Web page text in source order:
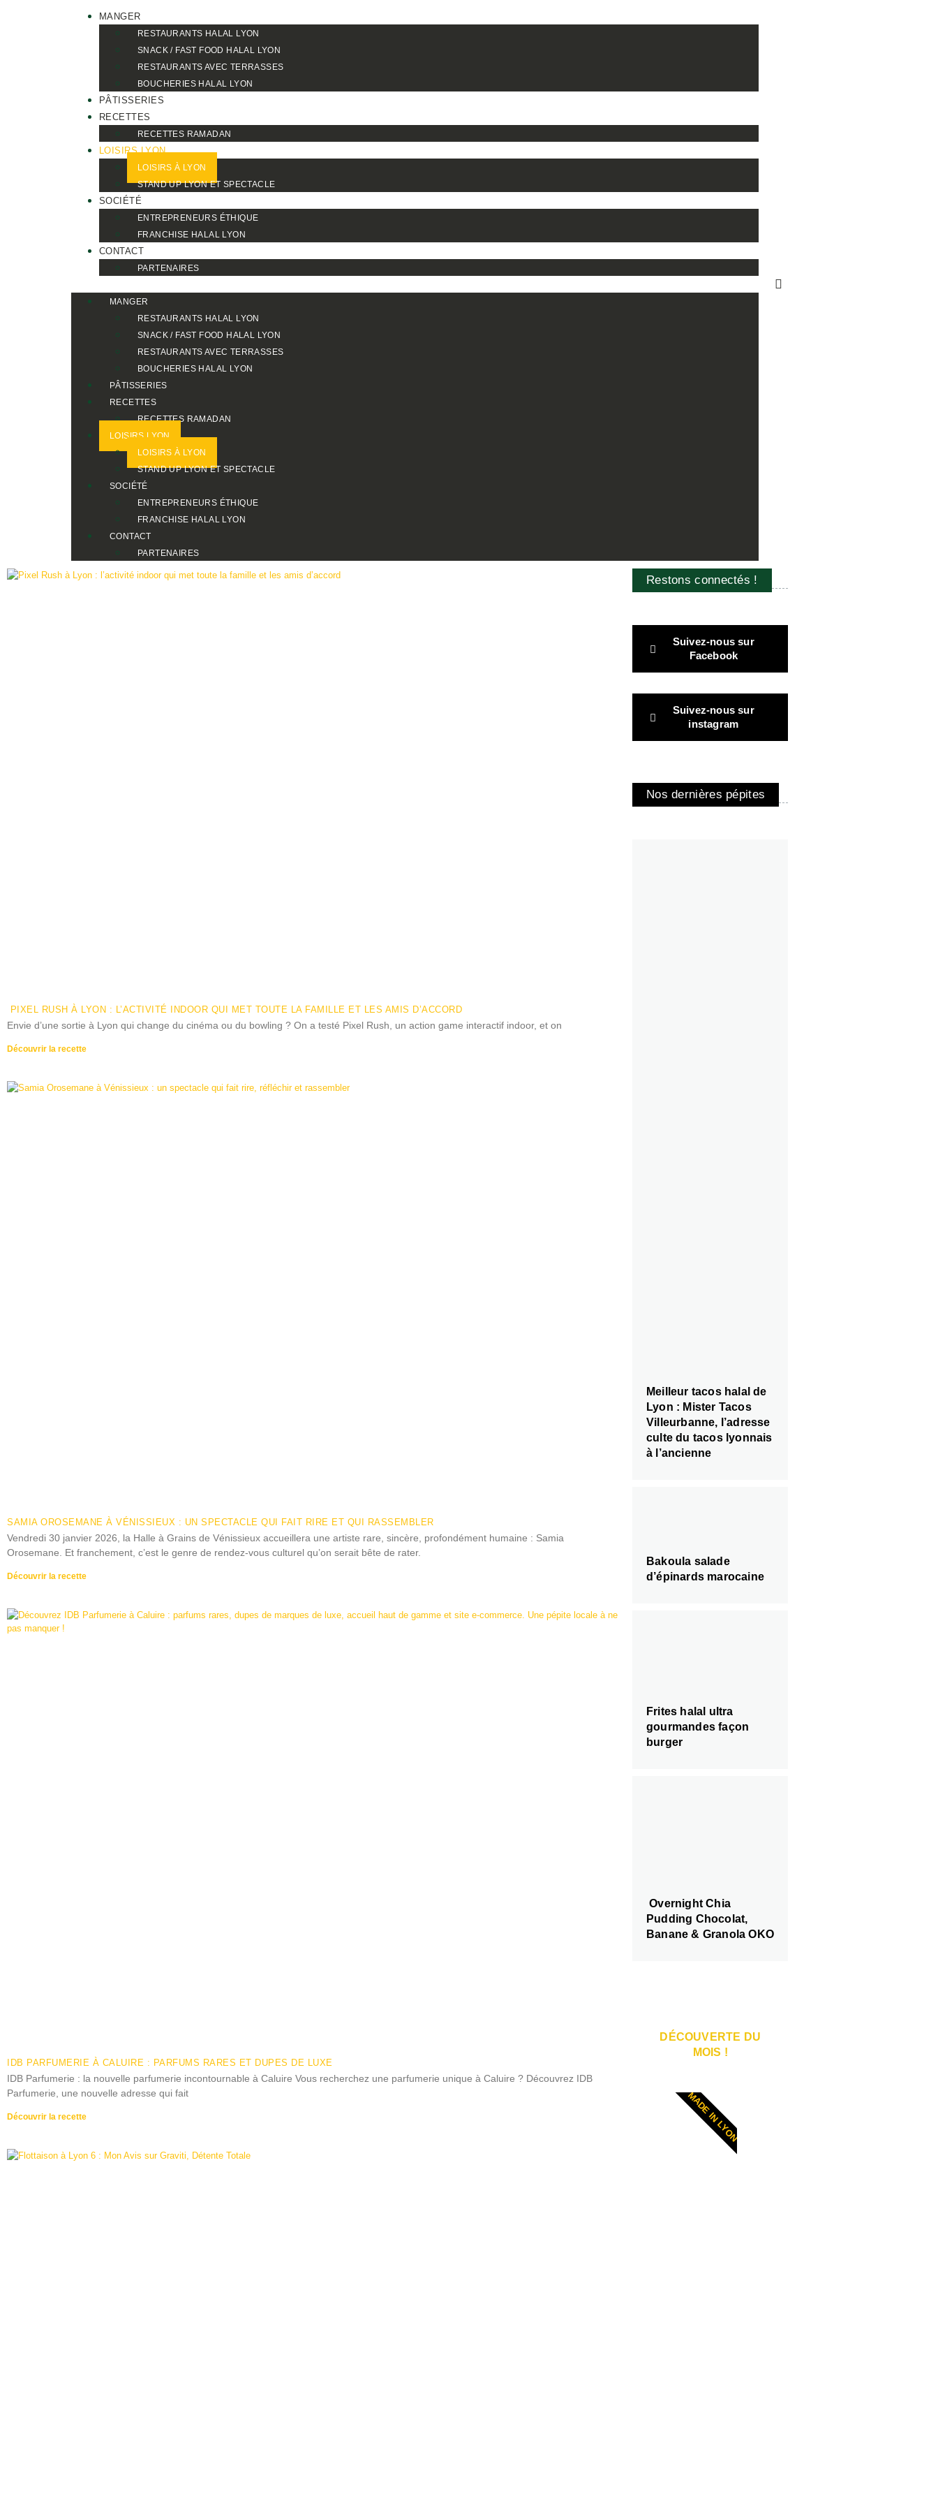
MANGER
RESTAURANTS HALAL LYON
SNACK / FAST FOOD HALAL LYON
RESTAURANTS AVEC TERRASSES
BOUCHERIES HALAL LYON
PÂTISSERIES
RECETTES
RECETTES RAMADAN
LOISIRS LYON
LOISIRS À LYON
STAND UP LYON ET SPECTACLE
SOCIÉTÉ
ENTREPRENEURS ÉTHIQUE
FRANCHISE HALAL LYON
CONTACT
PARTENAIRES
MANGER
RESTAURANTS HALAL LYON
SNACK / FAST FOOD HALAL LYON
RESTAURANTS AVEC TERRASSES
BOUCHERIES HALAL LYON
PÂTISSERIES
RECETTES
RECETTES RAMADAN
LOISIRS LYON
LOISIRS À LYON
STAND UP LYON ET SPECTACLE
SOCIÉTÉ
ENTREPRENEURS ÉTHIQUE
FRANCHISE HALAL LYON
CONTACT
PARTENAIRES
PIXEL RUSH À LYON : L’ACTIVITÉ INDOOR QUI MET TOUTE LA FAMILLE ET LES AMIS D’ACCORD
Envie d’une sortie à Lyon qui change du cinéma ou du bowling ? On a testé Pixel Rush, un action game interactif indoor, et on
Découvrir la recette
SAMIA OROSEMANE À VÉNISSIEUX : UN SPECTACLE QUI FAIT RIRE ET QUI RASSEMBLER
Vendredi 30 janvier 2026, la Halle à Grains de Vénissieux accueillera une artiste rare, sincère, profondément humaine : Samia
Orosemane. Et franchement, c’est le genre de rendez-vous culturel qu’on serait bête de rater.
Découvrir la recette
IDB PARFUMERIE À CALUIRE : PARFUMS RARES ET DUPES DE LUXE
IDB Parfumerie : la nouvelle parfumerie incontournable à Caluire Vous recherchez une parfumerie unique à Caluire ? Découvrez IDB
Parfumerie, une nouvelle adresse qui fait
Découvrir la recette
Restons connectés !
Suivez-nous sur
Facebook
Suivez-nous sur
instagram
Nos dernières pépites
Meilleur tacos halal de
Lyon : Mister Tacos
Villeurbanne, l’adresse
culte du tacos lyonnais
à l’ancienne
Bakoula salade
d’épinards marocaine
Frites halal ultra
gourmandes façon
burger
Overnight Chia
Pudding Chocolat,
Banane & Granola OKO
DÉCOUVERTE DU
MOIS !
MADE IN LYON